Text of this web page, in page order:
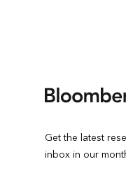
Get the latest
inbox in our